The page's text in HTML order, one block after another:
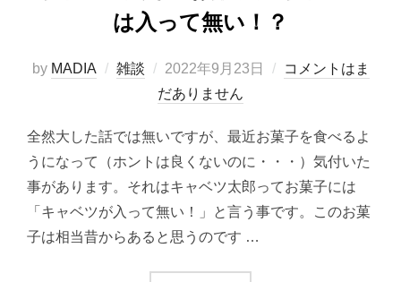
は入って無い！？
by MADIA 雑談
投
稿
2022年9月23日
コメントはま
だありません
全然大した話では無いですが、最近お菓子を食べるよ
うになって（ホントは良くないのに・・・）気付いた
事があります。それはキャベツ太郎ってお菓子には
「キャベツが入って無い！」と言う事です。このお菓
子は相当昔からあると思うのです …